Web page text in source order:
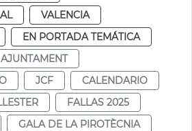
VALENCIA
EN PORTADA TEMÁTICA
AJUNTAMENT
JCF
CALENDARIO
FALLAS 2025
GALA DE LA PIROTÈCNIA